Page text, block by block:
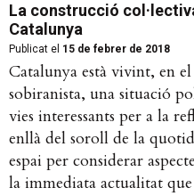
La construcció
Catalunya
Publicat el 15 de febrer de 2018
Catalunya està vivint, en
sobiranista, una situació
vies interessants per a la
enllà del soroll de la
espai per considerar
la immediata actualitat